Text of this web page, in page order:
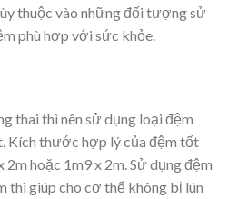
thuộc vào những đối tượng sử
phù hợp với sức khỏe.
thai thì nên sử dụng loại đệm
Kích thước hợp lý của đệm tốt
2m hoặc 1m9 x 2m. Sử dụng đệm
thì giúp cho cơ thể không bị lún